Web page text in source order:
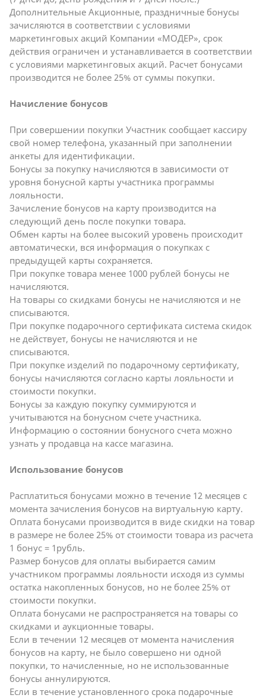
Дополнительные Акционные, праздничные бонусы
зачисляются в соответствии с условиями
маркетинговых акций Компании «МОДЕР», срок
действия ограничен и устанавливается в соответствии
с условиями маркетинговых акций. Расчет бонусами
производится не более 25% от суммы покупки.
Начисление бонусов
При совершении покупки Участник сообщает кассиру
свой номер телефона, указанный при заполнении
анкеты для идентификации.
Бонусы за покупку начисляются в зависимости от
уровня бонусной карты участника программы
лояльности.
Зачисление бонусов на карту производится на
следующий день после покупки товара.
Обмен карты на более высокий уровень происходит
автоматически, вся информация о покупках с
предыдущей карты сохраняется.
При покупке товара менее 1000 рублей бонусы не
начисляются.
На товары со скидками бонусы не начисляются и не
списываются.
При покупке подарочного сертификата система скидок
не действует, бонусы не начисляются и не
списываются.
При покупке изделий по подарочному сертификату,
бонусы начисляются согласно карты лояльности и
стоимости покупки.
Бонусы за каждую покупку суммируются и
учитываются на бонусном счете участника.
Информацию о состоянии бонусного счета можно
узнать у продавца на кассе магазина.
Использование бонусов
Расплатиться бонусами можно в течение 12 месяцев с
момента зачисления бонусов на виртуальную карту.
Оплата бонусами производится в виде скидки на товар
в размере не более 25% от стоимости товара из расчета
1 бонус = 1рубль.
Размер бонусов для оплаты выбирается самим
участником программы лояльности исходя из суммы
остатка накопленных бонусов, но не более 25% от
стоимости покупки.
Оплата бонусами не распространяется на товары со
скидками и аукционные товары.
Если в течении 12 месяцев от момента начисления
бонусов на карту, не было совершено ни одной
покупки, то начисленные, но не использованные
бонусы аннулируются.
Если в течение установленного срока подарочные